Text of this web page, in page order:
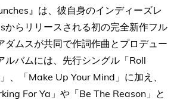
』は、彼自身のインディーズレ
からリリースされる初の完全新作フル
ダムスが共同で作詞作曲とプロデュー
ルバムには、先行シングル「Roll
、「Make Up Your Mind」に加え、
For Ya」や「Be The Reason」と